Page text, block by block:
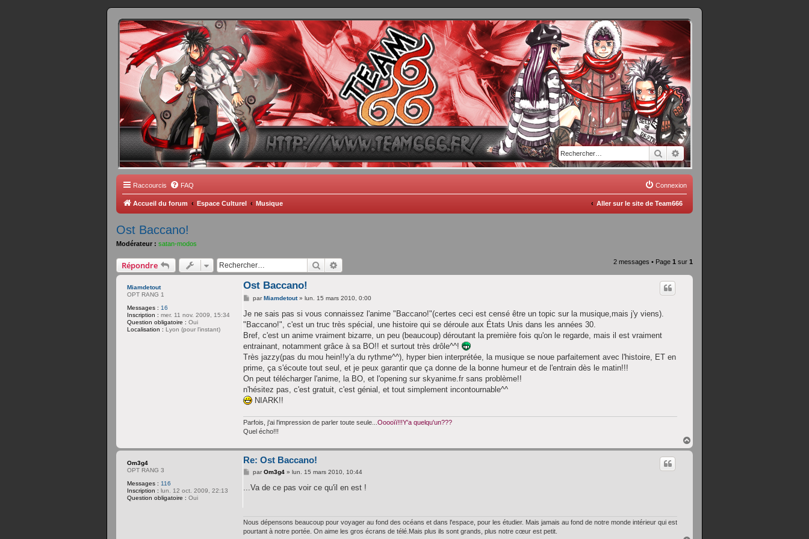
FORUM TEAM 666
Scantrad Ares, B One, Blaster Knuckle et Death Trance
RechercherRecherche avancée
Raccourcis FAQ Connexion
Accueil du forum Espace Culturel Musique Aller sur le site de Team666
Ost Baccano!
Modérateur : satan-modos
Répondre Rechercher 2 messages • Page 1 sur 1
Miamdetout
OPT RANG 1
Messages : 16
Inscription : mer. 11 nov. 2009, 15:34
Question obligatoire : Oui
Localisation : Lyon (pour l'instant)
Ost Baccano!
M
s
a
g
parMiamdetout» lun. 15 mars 2010, 0:00
Je ne sais pas si vous connaissez l'anime "Baccano!"(certes ceci est censé être un topic sur la musique,mais j'y viens).
"Baccano!", c'est un truc très spécial, une histoire qui se déroule aux États Unis dans les années 30.
Bref, c'est un anime vraiment bizarre, un peu (beaucoup) déroutant la première fois qu'on le regarde, mais il est vraiment
entrainant, notamment grâce à sa BO!! et surtout très drôle^^!
Très jazzy(pas du mou hein!!y'a du rythme^^), hyper bien interprétée, la musique se noue parfaitement avec l'histoire, ET en
prime, ça s'écoute tout seul, et je peux garantir que ça donne de la bonne humeur et de l'entrain dès le matin!!!
On peut télécharger l'anime, la BO, et l'opening sur skyanime.fr sans problème!!
n'hésitez pas, c'est gratuit, c'est génial, et tout simplement incontournable^^
NIARK!!
Parfois, j'ai l'impression de parler toute seule... Ooooïï!!!Y'a quelqu'un???
Quel écho!!!
a
u
Om3g4
OPT RANG 3
Messages : 116
Inscription : lun. 12 oct. 2009, 22:13
Question obligatoire : Oui
Re: Ost Baccano!
M
s
parOm3g4» lun. 15 mars 2010, 10:44
...Va de ce pas voir ce qu'il en est !
Nous dépensons beaucoup pour voyager au fond des océans et dans l'espace, pour les étudier. Mais jamais au fond de notre monde intérieur qui est
pourtant à notre portée. On aime les gros écrans de télé.Mais plus ils sont grands, plus notre cœur est petit.